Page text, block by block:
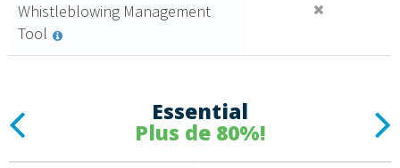
Whistleblowing Management
Tool
Essential
Plus de 80%!